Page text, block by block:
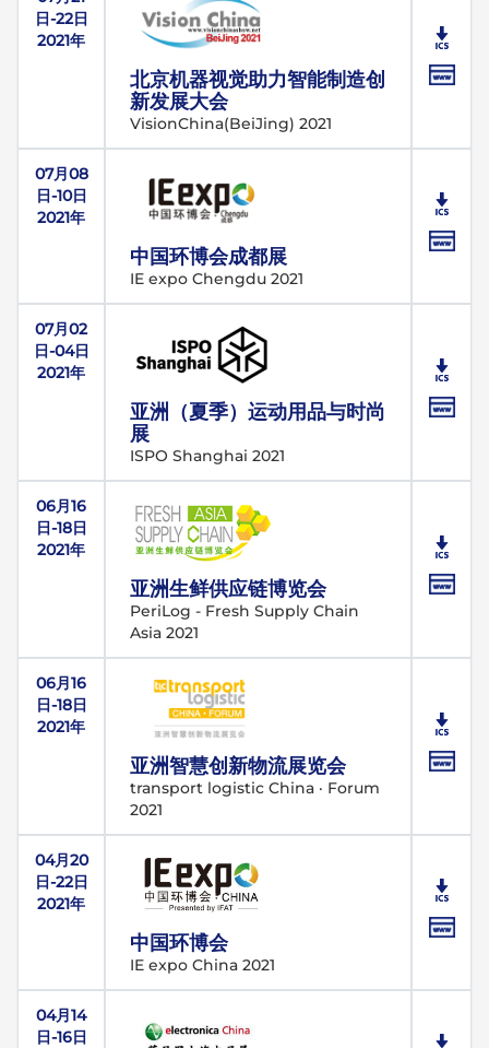
日-22日
2021年
北京机器视觉助力智能制造创
新发展大会
VisionChina(BeiJing) 2021
07月08
日-10日
2021年
中国环博会成都展
IE expo Chengdu 2021
07月02
日-04日
2021年
亚洲（夏季）运动用品与时尚
展
ISPO Shanghai 2021
06月16
日-18日
2021年
亚洲生鲜供应链博览会
PeriLog - Fresh Supply Chain
Asia 2021
06月16
日-18日
2021年
亚洲智慧创新物流展览会
transport logistic China · Forum
2021
04月20
日-22日
2021年
中国环博会
IE expo China 2021
04月14
日-16日